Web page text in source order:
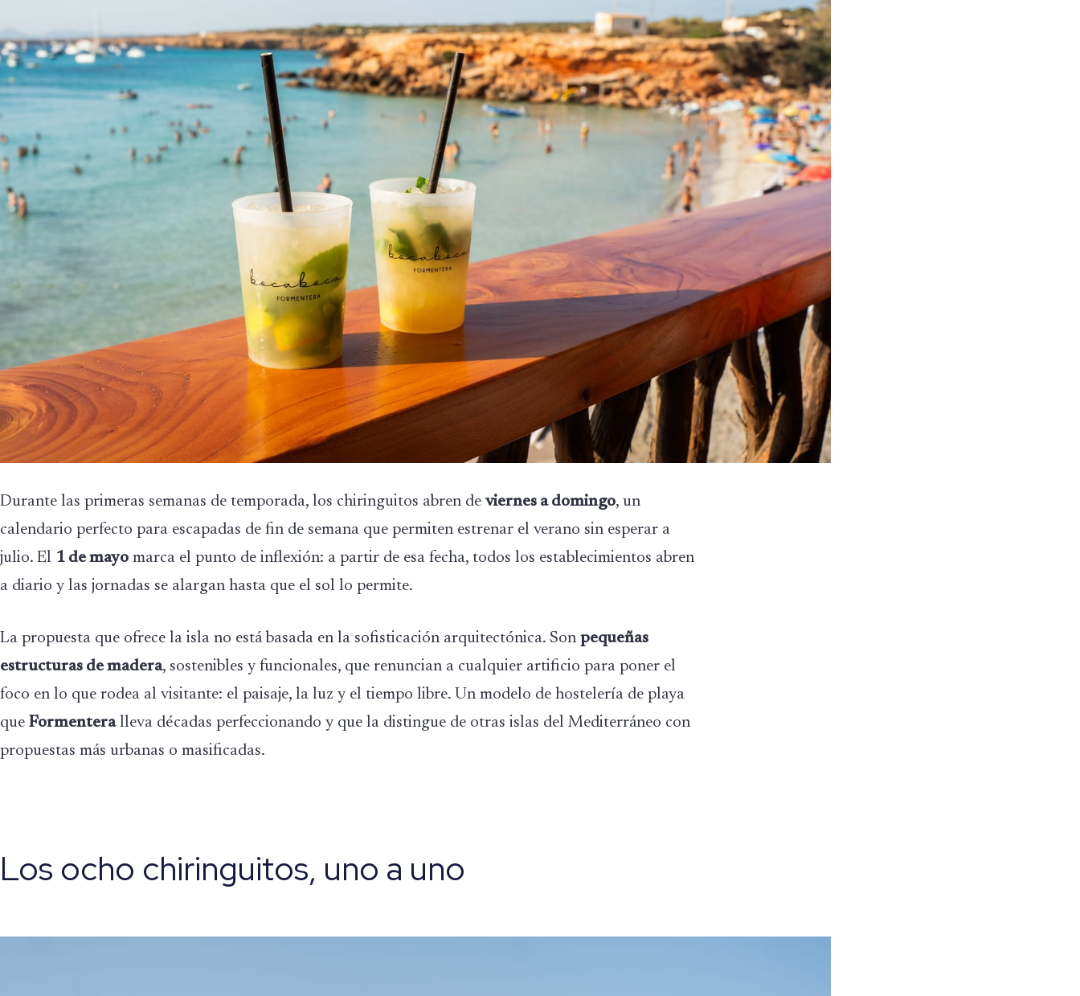
Durante las primeras semanas de temporada, los chiringuitos abren de viernes a domingo, un
calendario perfecto para escapadas de fin de semana que permiten estrenar el verano sin esperar a
julio. El 1 de mayo marca el punto de inflexión: a partir de esa fecha, todos los establecimientos abren
a diario y las jornadas se alargan hasta que el sol lo permite.
La propuesta que ofrece la isla no está basada en la sofisticación arquitectónica. Son pequeñas
estructuras de madera, sostenibles y funcionales, que renuncian a cualquier artificio para poner el
foco en lo que rodea al visitante: el paisaje, la luz y el tiempo libre. Un modelo de hostelería de playa
que Formenteralleva décadas perfeccionando y que la distingue de otras islas del Mediterráneo con
propuestas más urbanas o masificadas.
Los ocho chiringuitos, uno a uno